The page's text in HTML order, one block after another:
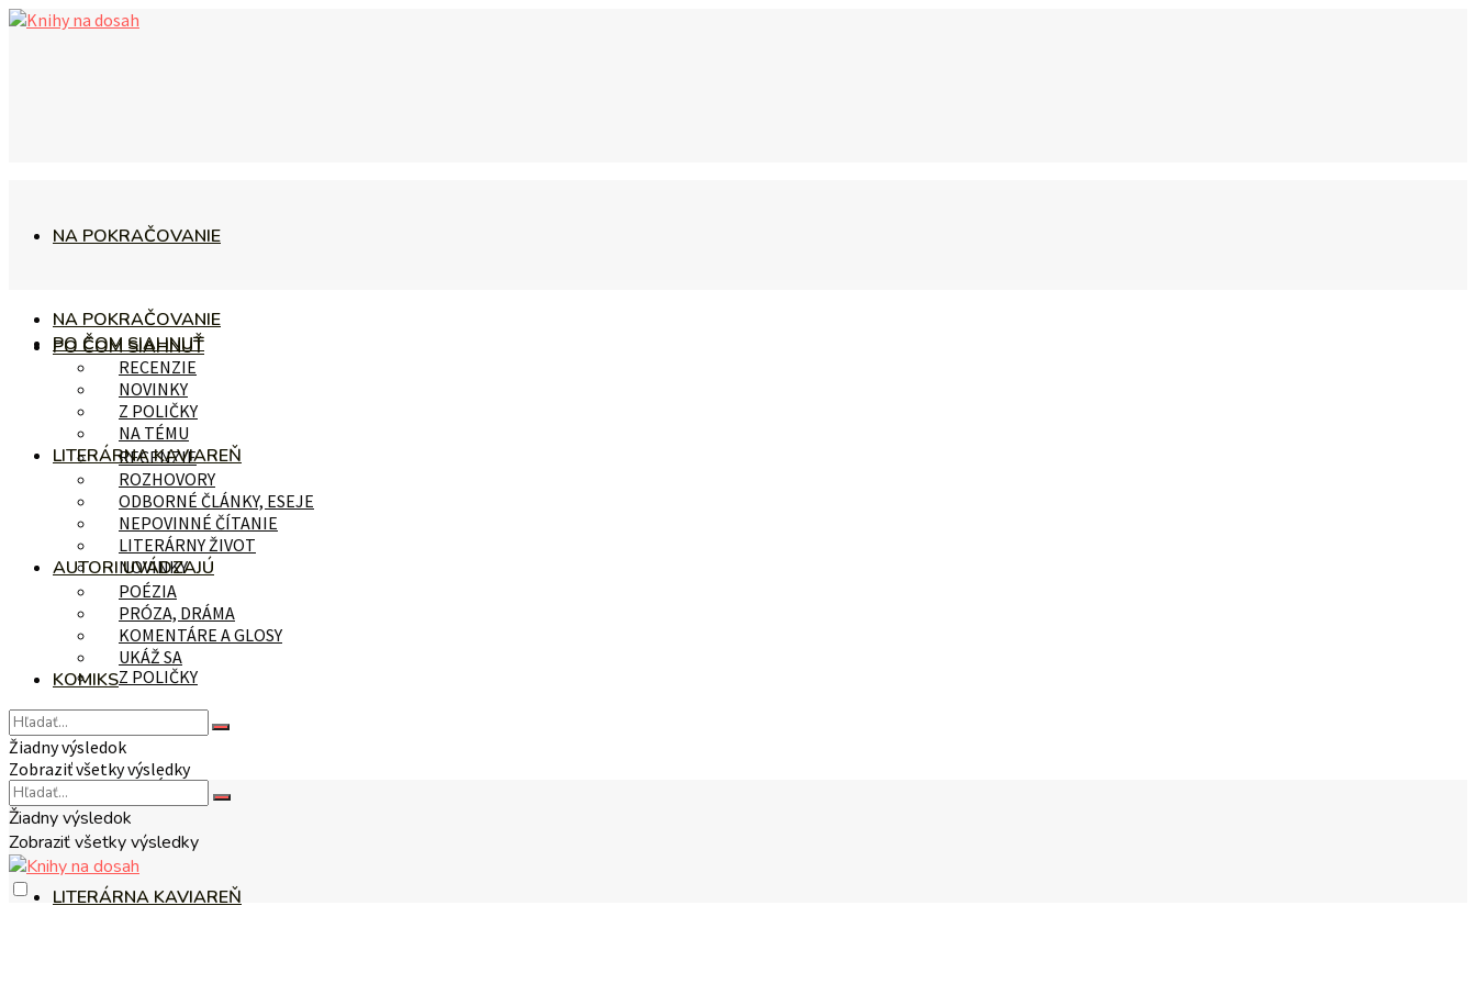
NA POKRAČOVANIE
PO ČOM SIAHNUŤ
RECENZIE
NOVINKY
Z POLIČKY
NA TÉMU
LITERÁRNA KAVIAREŇ
NA POKRAČOVANIE
PO ČOM SIAHNUŤ
RECENZIE
NOVINKY
Z POLIČKY
NA TÉMU
LITERÁRNA KAVIAREŇ
ROZHOVORY
ODBORNÉ ČLÁNKY, ESEJE
NEPOVINNÉ ČÍTANIE
LITERÁRNY ŽIVOT
AUTORI UVÁDZAJÚ
POÉZIA
PRÓZA, DRÁMA
KOMENTÁRE A GLOSY
UKÁŽ SA
KOMIKS
Žiadny výsledok
Zobraziť všetky výsledky
Žiadny výsledok
Zobraziť všetky výsledky